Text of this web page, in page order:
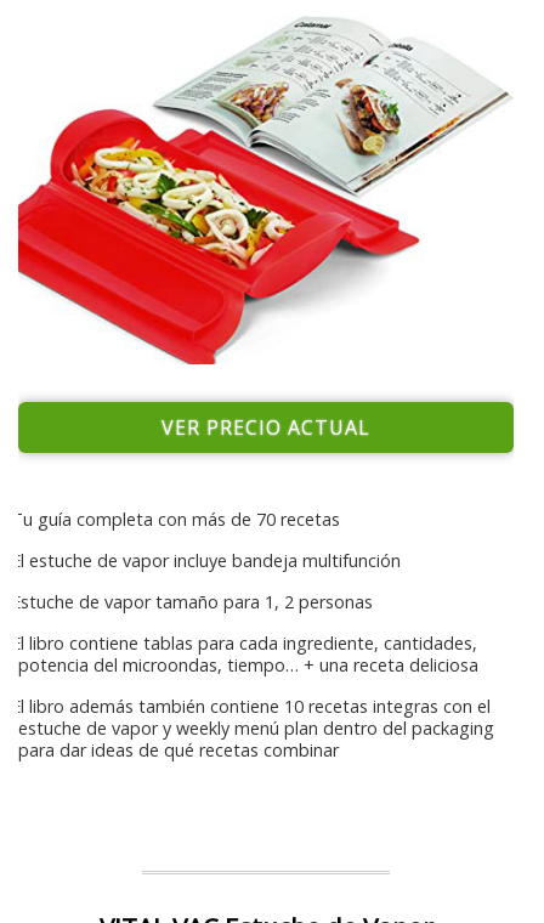
VER PRECIO ACTUAL
Tu guía completa con más de 70 recetas
El estuche de vapor incluye bandeja multifunción
Estuche de vapor tamaño para 1, 2 personas
El libro contiene tablas para cada ingrediente, cantidades,
potencia del microondas, tiempo… + una receta deliciosa
El libro además también contiene 10 recetas integras con el
estuche de vapor y weekly menú plan dentro del packaging
para dar ideas de qué recetas combinar